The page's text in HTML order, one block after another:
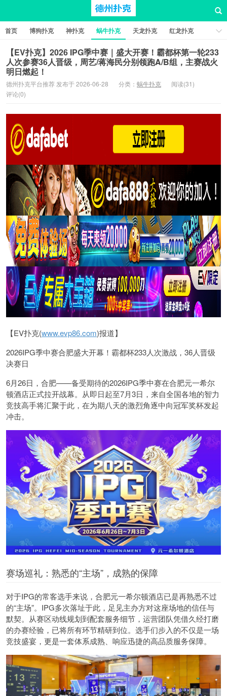
首页 博狗扑克 神扑克 蜗牛扑克 天龙扑克
红龙扑克
新葡京棋牌
红星扑克 扑克之星 比特币扑克
【EV扑克】2026 IPG季中赛｜盛大开赛！霸都杯第一轮233
人次参赛36人晋级，周艺/蒋海民分别领跑A/B组，主赛战火
明日燃起！
德州扑克平台推荐 发布于 2026-06-28 分类： 蜗牛扑克
阅读(31)
评论(0)
【EV扑克(www.evp86.com)报道】
2026IPG季中赛合肥盛大开幕！霸都杯233人次激战，36人晋级
决赛日
6月26日，合肥——备受期待的2026IPG季中赛在合肥元一希尔
顿酒店正式拉开战幕。从即日起至7月3日，来自全国各地的智力
竞技高手将汇聚于此，在为期八天的激烈角逐中向冠军奖杯发起
冲击。
赛场巡礼：熟悉的“主场”，成熟的保障
对于IPG的常客选手来说，合肥元一希尔顿酒店已是再熟悉不过
的“主场”。IPG多次落址于此，足见主办方对这座场地的信任与
默契。从赛区动线规划到配套服务细节，运营团队凭借久经打磨
的办赛经验，已将所有环节精研到位。选手们步入的不仅是一场
竞技盛宴，更是一套体系成熟、响应迅捷的高品质服务保障。